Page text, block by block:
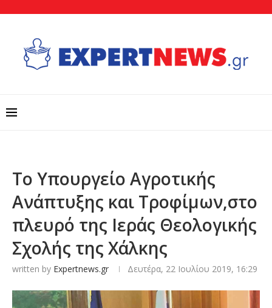
Το Υπουργείο Αγροτικής
Ανάπτυξης και Τροφίμων,στο
πλευρό της Ιεράς Θεολογικής
Σχολής της Χάλκης
written by Expertnews.gr Δευτέρα, 22 Ιουλίου 2019, 16:29